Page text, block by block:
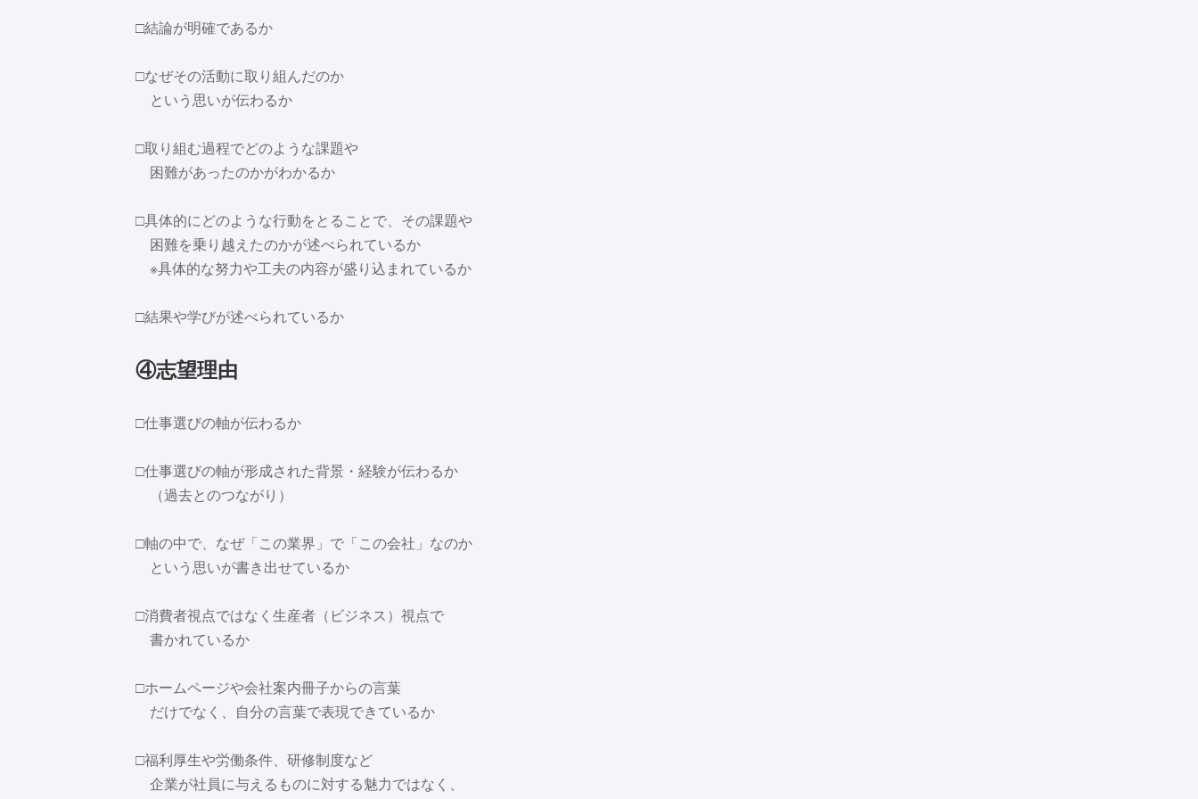
□結論が明確であるか
□なぜその活動に取り組んだのか
という思いが伝わるか
□取り組む過程でどのような課題や
困難があったのかがわかるか
□具体的にどのような行動をとることで、その課題や
困難を乗り越えたのかが述べられているか
※具体的な努力や工夫の内容が盛り込まれているか
□結果や学びが述べられているか
④志望理由
□仕事選びの軸が伝わるか
□仕事選びの軸が形成された背景・経験が伝わるか
（過去とのつながり）
□軸の中で、なぜ「この業界」で「この会社」なのか
という思いが書き出せているか
□消費者視点ではなく生産者（ビジネス）視点で
書かれているか
□ホームページや会社案内冊子からの言葉
だけでなく、自分の言葉で表現できているか
□福利厚生や労働条件、研修制度など
企業が社員に与えるものに対する魅力ではなく、